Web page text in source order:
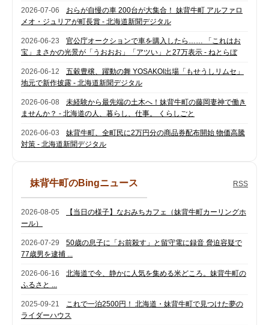
2026-07-06
おらが自慢の車 200台が大集合！ 妹背牛町 アルファロ
メオ・ジュリアが町長賞 - 北海道新聞デジタル
2026-06-23
官公庁オークションで車を購入したら…… 「これはお
宝」まさかの光景が「うおおお」「アツい」と27万表示 - ねとらぼ
2026-06-12
五穀豊穣、躍動の舞 YOSAKOI出場「もせうしリムセ」
地元で新作披露 - 北海道新聞デジタル
2026-06-08
未経験から最先端の土木へ！妹背牛町の藤岡妻神で働き
ませんか？ - 北海道の人、暮らし、仕事。 くらしごと
2026-06-03
妹背牛町、全町民に2万円分の商品券配布開始 物価高騰
対策 - 北海道新聞デジタル
妹背牛町のBingニュース RSS
2026-08-05
【当日の様子】なおみちカフェ（妹背牛町カーリングホ
ール）
2026-07-29
50歳の息子に「お前殺す」と留守電に録音 脅迫容疑で
77歳男を逮捕 ...
2026-06-16
北海道で今、静かに人気を集める米どころ。妹背牛町の
ふるさと ...
2025-09-21
これで一泊2500円！ 北海道・妹背牛町で見つけた夢の
ライダーハウス